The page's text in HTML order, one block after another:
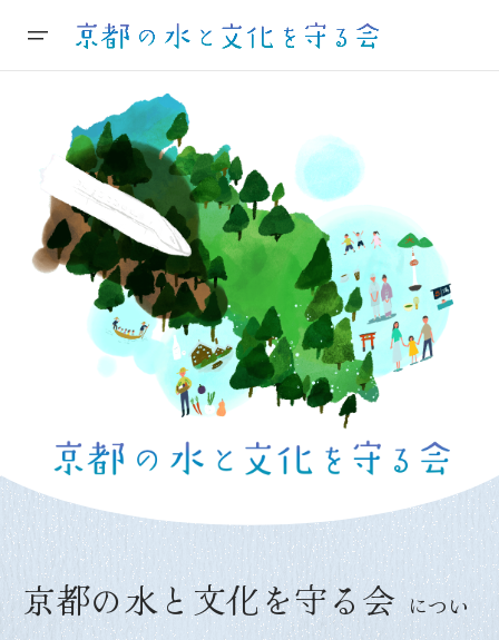
京都の水と文化を守る会 につい